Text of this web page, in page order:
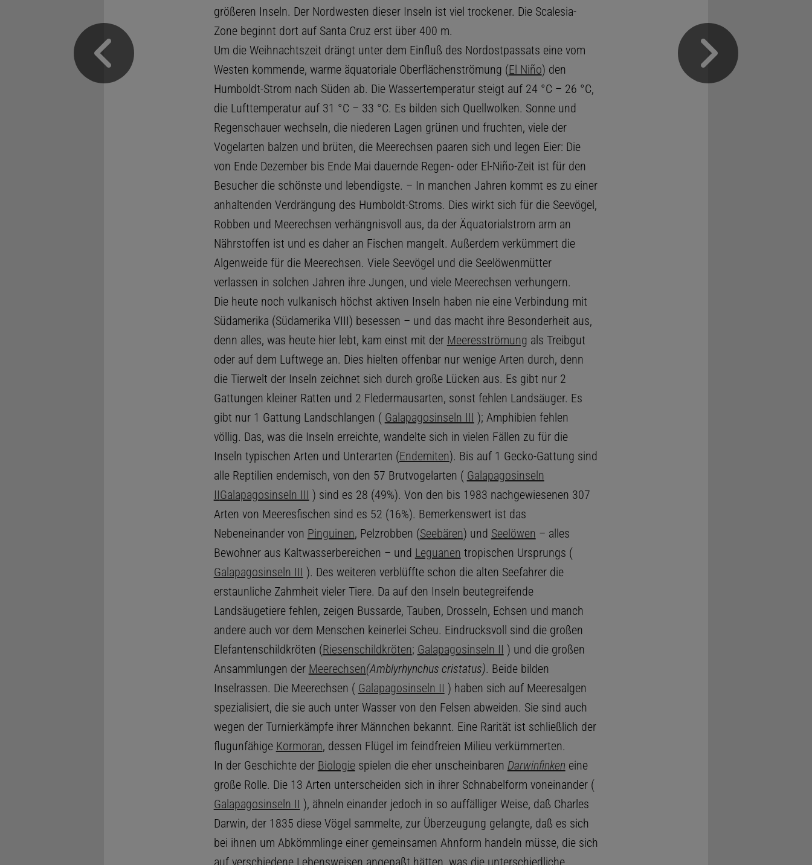
größeren Inseln. Der Nordwesten dieser Inseln ist viel trockener. Die Scalesia-
Zone beginnt dort auf Santa Cruz erst über 400 m.
Um die Weihnachtszeit drängt unter dem Einfluß des Nordostpassats eine vom
Westen kommende, warme äquatoriale Oberflächenströmung (El Niño) den
Humboldt-Strom nach Süden ab. Die Wassertemperatur steigt auf 24 °C – 26 °C,
die Lufttemperatur auf 31 °C – 33 °C. Es bilden sich Quellwolken. Sonne und
Regenschauer wechseln, die niederen Lagen grünen und fruchten, viele der
Vogelarten balzen und brüten, die Meerechsen paaren sich und legen Eier: Die
von Ende Dezember bis Ende Mai dauernde Regen- oder El-Niño-Zeit ist für den
Besucher die schönste und lebendigste. – In manchen Jahren kommt es zu einer
anhaltenden Verdrängung des Humboldt-Stroms. Dies wirkt sich für die Seevögel,
Robben und Meerechsen verhängnisvoll aus, da der Äquatorialstrom arm an
Nährstoffen ist und es daher an Fischen mangelt. Außerdem verkümmert die
Algenweide für die Meerechsen. Viele Seevögel und die Seelöwenmütter
verlassen in solchen Jahren ihre Jungen, und viele Meerechsen verhungern.
Die heute noch vulkanisch höchst aktiven Inseln haben nie eine Verbindung mit
Südamerika (Südamerika VIII) besessen – und das macht ihre Besonderheit aus,
denn alles, was heute hier lebt, kam einst mit der Meeresströmung als Treibgut
oder auf dem Luftwege an. Dies hielten offenbar nur wenige Arten durch, denn
die Tierwelt der Inseln zeichnet sich durch große Lücken aus. Es gibt nur 2
Gattungen kleiner Ratten und 2 Fledermausarten, sonst fehlen Landsäuger. Es
gibt nur 1 Gattung Landschlangen ( Galapagosinseln III ); Amphibien fehlen
völlig. Das, was die Inseln erreichte, wandelte sich in vielen Fällen zu für die
Inseln typischen Arten und Unterarten (Endemiten). Bis auf 1 Gecko-Gattung sind
alle Reptilien endemisch, von den 57 Brutvogelarten ( Galapagosinseln
IIGalapagosinseln III ) sind es 28 (49%). Von den bis 1983 nachgewiesenen 307
Arten von Meeresfischen sind es 52 (16%). Bemerkenswert ist das
Nebeneinander von Pinguinen, Pelzrobben (Seebären) und Seelöwen – alles
Bewohner aus Kaltwasserbereichen – und Leguanen tropischen Ursprungs (
Galapagosinseln III ). Des weiteren verblüffte schon die alten Seefahrer die
erstaunliche Zahmheit vieler Tiere. Da auf den Inseln beutegreifende
Landsäugetiere fehlen, zeigen Bussarde, Tauben, Drosseln, Echsen und manch
andere auch vor dem Menschen keinerlei Scheu. Eindrucksvoll sind die großen
Elefantenschildkröten (Riesenschildkröten; Galapagosinseln II ) und die großen
Ansammlungen der Meerechsen(Amblyrhynchus cristatus). Beide bilden
Inselrassen. Die Meerechsen ( Galapagosinseln II ) haben sich auf Meeresalgen
spezialisiert, die sie auch unter Wasser von den Felsen abweiden. Sie sind auch
wegen der Turnierkämpfe ihrer Männchen bekannt. Eine Rarität ist schließlich der
flugunfähige Kormoran, dessen Flügel im feindfreien Milieu verkümmerten.
In der Geschichte der Biologiespielen die eher unscheinbaren Darwinfinken eine
große Rolle. Die 13 Arten unterscheiden sich in ihrer Schnabelform voneinander (
Galapagosinseln II ), ähneln einander jedoch in so auffälliger Weise, daß Charles
Darwin, der 1835 diese Vögel sammelte, zur Überzeugung gelangte, daß es sich
bei ihnen um Abkömmlinge einer gemeinsamen Ahnform handeln müsse, die sich
auf verschiedene Lebensweisen angepaßt hätten, was die unterschiedliche